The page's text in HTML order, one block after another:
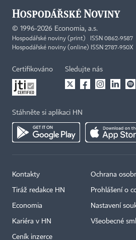
© 1996-2026 Economia, a.s.
Hospodářské noviny (print) ISSN 0862-9587
Hospodářské noviny (online) ISSN 2787-950X
Certifikováno Sledujte nás
Stáhněte si aplikaci HN
Kontakty
Tiráž redakce HN
Economia
Kariéra v HN
Ceník inzerce
Ochrana
Prohlášení o
Nastavení
Všeobecné